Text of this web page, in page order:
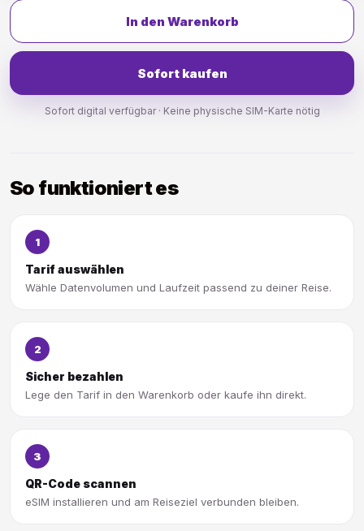
In den Warenkorb
Sofort kaufen
Sofort digital verfügbar · Keine physische SIM-Karte nötig
So funktioniert es
1
Tarif auswählen
Wähle Datenvolumen und Laufzeit passend zu deiner Reise.
2
Sicher bezahlen
Lege den Tarif in den Warenkorb oder kaufe ihn direkt.
3
QR-Code scannen
eSIM installieren und am Reiseziel verbunden bleiben.